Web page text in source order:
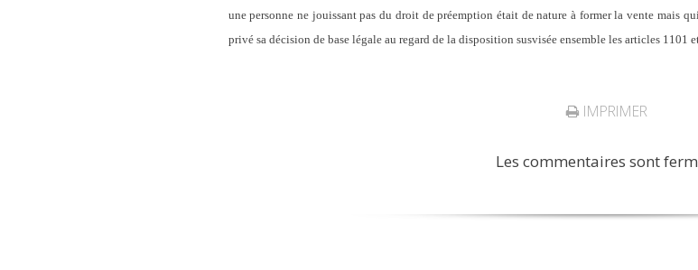
une personne ne jouissant pas du droit de préemption était de nature à former la vente mais
privé sa décision de base légale au regard de la disposition susvisée ensemble les articles 1101
IMPRIMER
Les commentaires sont